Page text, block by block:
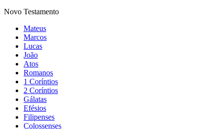
Novo Testamento
Mateus
Marcos
Lucas
João
Atos
Romanos
1 Coríntios
2 Coríntios
Gálatas
Efésios
Filipenses
Colossenses